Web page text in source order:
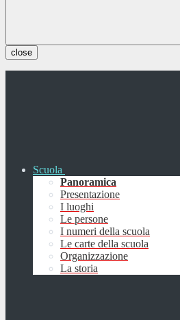
close
Scuola
Panoramica
Presentazione
I luoghi
Le persone
I numeri della scuola
Le carte della scuola
Organizzazione
La storia